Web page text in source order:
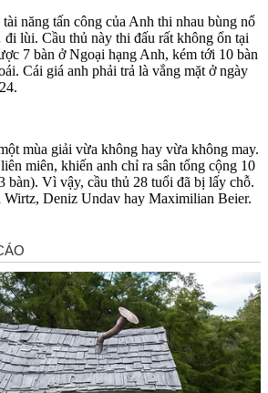
năng tấn công của Anh thi nhau bùng nổ
lùi. Cầu thủ này thi đấu rất không ổn tại
7 bàn ở Ngoại hạng Anh, kém tới 10 bàn
Cái giá anh phải trả là vắng mặt ở ngày
mùa giải vừa không hay vừa không may.
miên, khiến anh chỉ ra sân tổng cộng 10
bàn). Vì vậy, cầu thủ 28 tuổi đã bị lấy chỗ.
Wirtz, Deniz Undav hay Maximilian Beier.